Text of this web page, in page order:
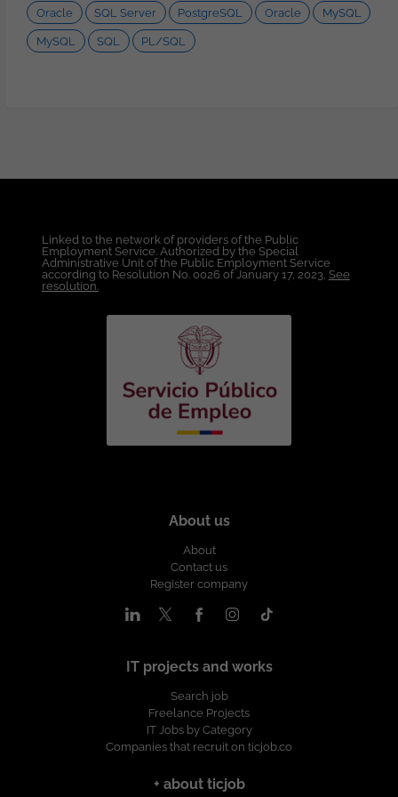
Oracle SQL Server PostgreSQL Oracle MySQL
MySQL SQL PL/SQL
Linked to the network of providers of the Public
Employment Service. Authorized by the Special
Administrative Unit of the Public Employment Service
according to Resolution No. 0026 of January 17, 2023, See
resolution.
About us
About
Contact us
Register company
IT projects and works
Search job
Freelance Projects
IT Jobs by Category
Companies that recruit on ticjob.co
+ about ticjob